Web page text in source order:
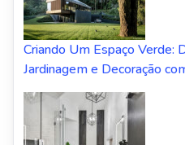
Criando Um Espaço Verde:
Jardinagem e Decoração